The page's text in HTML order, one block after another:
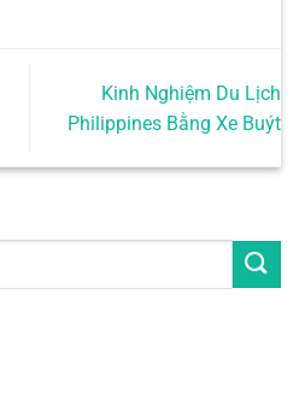
Kinh Nghiệm Du Lịch
Philippines Bằng Xe Buýt